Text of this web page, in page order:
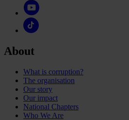
About
What is corruption?
The organisation
Our story
Our impact
National Chapters
Who We Are